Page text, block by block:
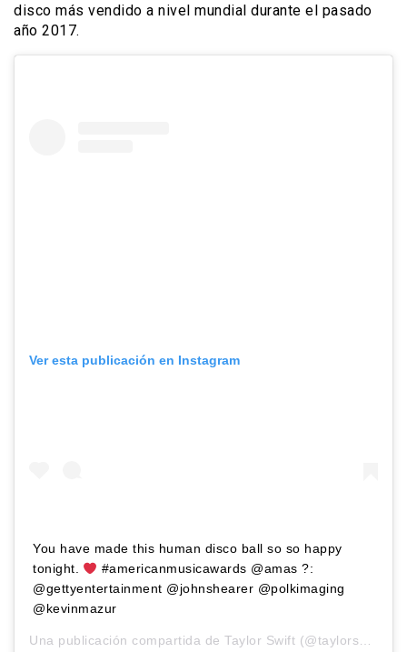
disco más vendido a nivel mundial durante el pasado
año 2017.
Ver esta publicación en Instagram
You have made this human disco ball so so happy
tonight.
#americanmusicawards @amas ?:
@gettyentertainment @johnshearer @polkimaging
@kevinmazur
Una publicación compartida de Taylor Swift (@taylorswift) el